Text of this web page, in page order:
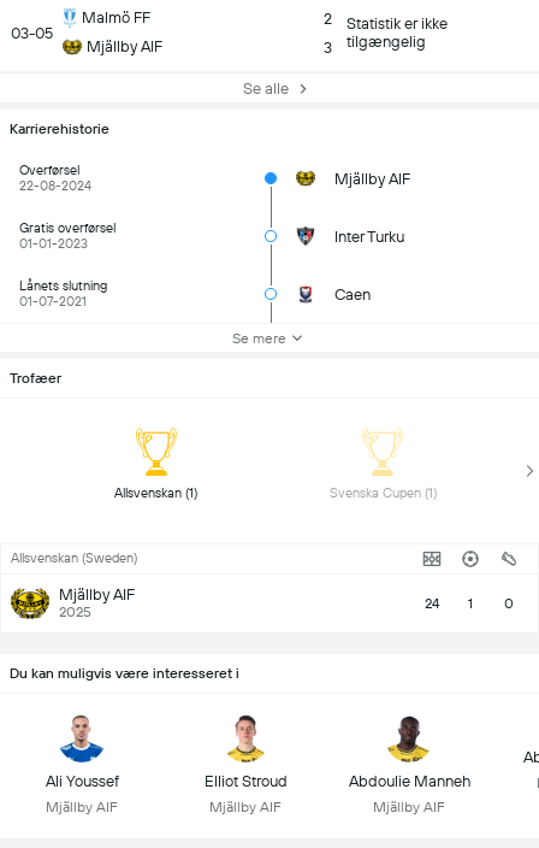
03-05
Malmö FF
Mjällby AIF
2
3
Statistik er ikke
tilgængelig
Se alle
Karrierehistorie
Overførsel
22-08-2024
Mjällby AIF
Gratis overførsel
01-01-2023
Inter Turku
Lånets slutning
01-07-2021
Caen
Se mere
Trofæer
Svenska Cupen (1)
Allsvenskan (Sweden)
Mjällby AIF
2025 24 1 0
Du kan muligvis være interesseret i
Ali Youssef
Mjällby AIF
Elliot Stroud
Mjällby AIF
Abdoulie Manneh
Mjällby AIF